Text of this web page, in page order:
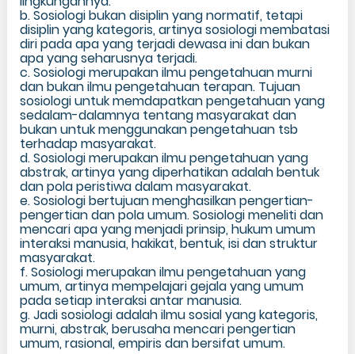
b. Sosiologi bukan disiplin yang normatif, tetapi
disiplin yang kategoris, artinya sosiologi membatasi
diri pada apa yang terjadi dewasa ini dan bukan
apa yang seharusnya terjadi.
c. Sosiologi merupakan ilmu pengetahuan murni
dan bukan ilmu pengetahuan terapan. Tujuan
sosiologi untuk memdapatkan pengetahuan yang
sedalam-dalamnya tentang masyarakat dan
bukan untuk menggunakan pengetahuan tsb
terhadap masyarakat.
d. Sosiologi merupakan ilmu pengetahuan yang
abstrak, artinya yang diperhatikan adalah bentuk
dan pola peristiwa dalam masyarakat.
e. Sosiologi bertujuan menghasilkan pengertian-
pengertian dan pola umum. Sosiologi meneliti dan
mencari apa yang menjadi prinsip, hukum umum
interaksi manusia, hakikat, bentuk, isi dan struktur
masyarakat.
f. Sosiologi merupakan ilmu pengetahuan yang
umum, artinya mempelajari gejala yang umum
pada setiap interaksi antar manusia.
g. Jadi sosiologi adalah ilmu sosial yang kategoris,
murni, abstrak, berusaha mencari pengertian
umum, rasional, empiris dan bersifat umum.